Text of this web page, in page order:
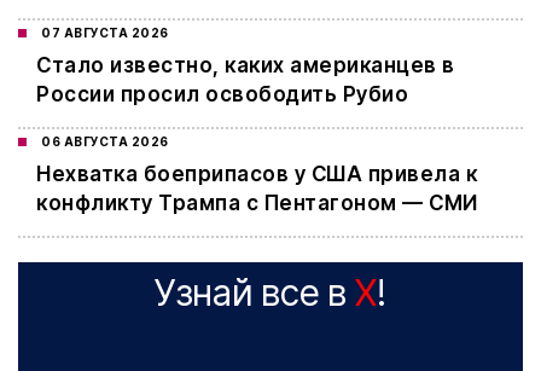
07 АВГУСТА 2026
Стало известно, каких американцев в
России просил освободить Рубио
06 АВГУСТА 2026
Нехватка боеприпасов у США привела к
конфликту Трампа с Пентагоном — СМИ
Узнай все в X!